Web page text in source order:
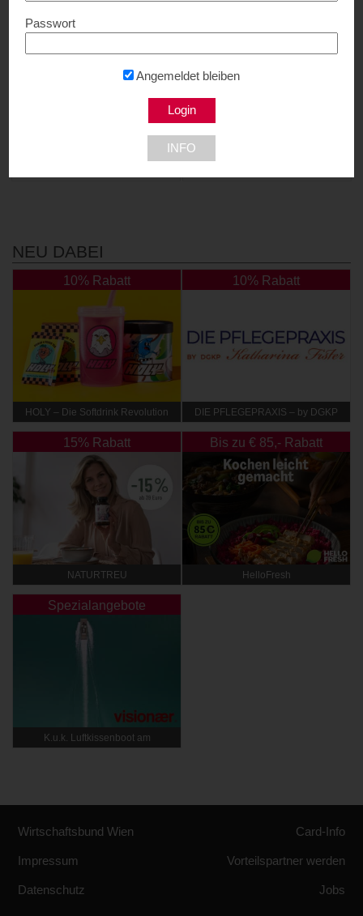
Melitta®
30% Rabatt...
NEU DABEI
10% Rabatt
HOLY – Die Softdrink Revolution
10% Rabatt
DIE PFLEGEPRAXIS – by DGKP
15% Rabatt
NATURTREU
Bis zu € 85,- Rabatt
HelloFresh
Spezialangebote
K.u.k. Luftkissenboot am
Wirtschaftsbund Wien
Impressum
Datenschutz
Card-Info
Vorteilspartner werden
Jobs
Passwort
Angemeldet bleiben
INFO